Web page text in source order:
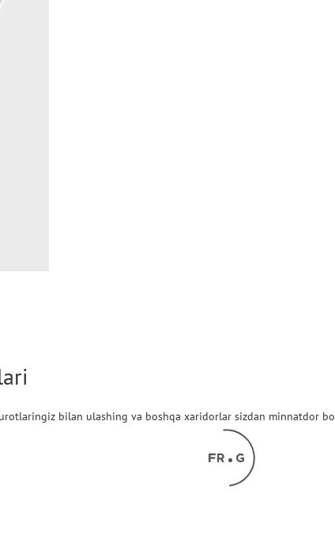
bilan ulashing va boshqa xaridorlar sizdan minnatdor